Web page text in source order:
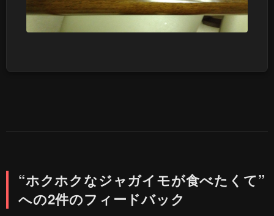
“ホクホクなジャガイモが食べたくて”
への2件のフィードバック